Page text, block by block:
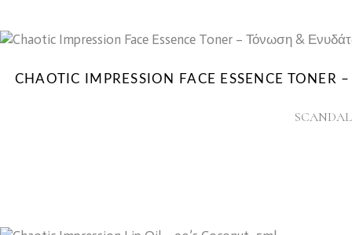
CHAOTIC IMPRESSION FACE ESSENCE